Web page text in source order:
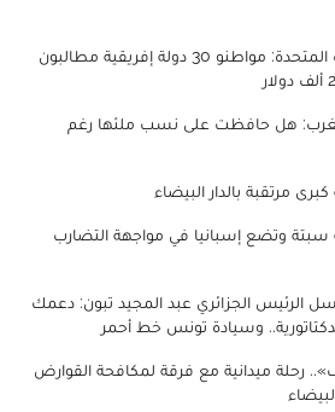
تأشيرة الدخول للولايات المتحدة: مواطنو 30 دولة إفريقية مطالبون
هل حافظت على نسب ملئها رغم
مرتقبة بالدار البيضاء
سبتة وتضع إسبانيا في مواجهة التضارب
الرئيس الجزائري عبد المجيد تبون: دعمك
وسيادة تونس خط أحمر
رحلة ميدانية مع فرقة لمكافحة القوارض